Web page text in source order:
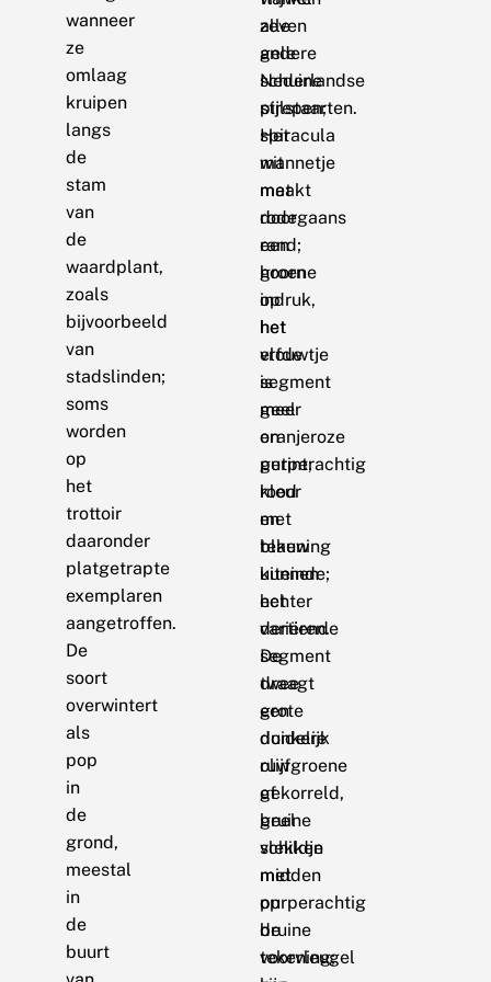
wanneer
ze
omlaag
kruipen
langs
de
stam
van
de
waardplant,
zoals
bijvoorbeeld
van
stadslinden;
soms
worden
op
het
trottoir
daaronder
platgetrapte
exemplaren
aangetroffen.
De
soort
overwintert
als
pop
in
de
grond,
meestal
in
de
buurt
alle
andere
Nederlandse
pijlstaarten.
Het
mannetje
maakt
doorgaans
een
groene
indruk,
het
vrouwtje
is
meer
oranjeroze
getint;
kleur
en
tekening
kunnen
echter
variëren.
De
twee
grote
donkere
olijfgroene
of
bruine
vlekken
midden
op
de
voorvleugel
zeven
gele
schuine
strepen;
spiracula
wit
met
rode
rand;
hoorn
op
het
elfde
segment
geel
en
purperachtig
rood
met
blauw
uiteinde;
het
dertiende
segment
draagt
een
duidelijk
ruw
gekorreld,
geel
schildje
met
purperachtig
bruine
tekening;